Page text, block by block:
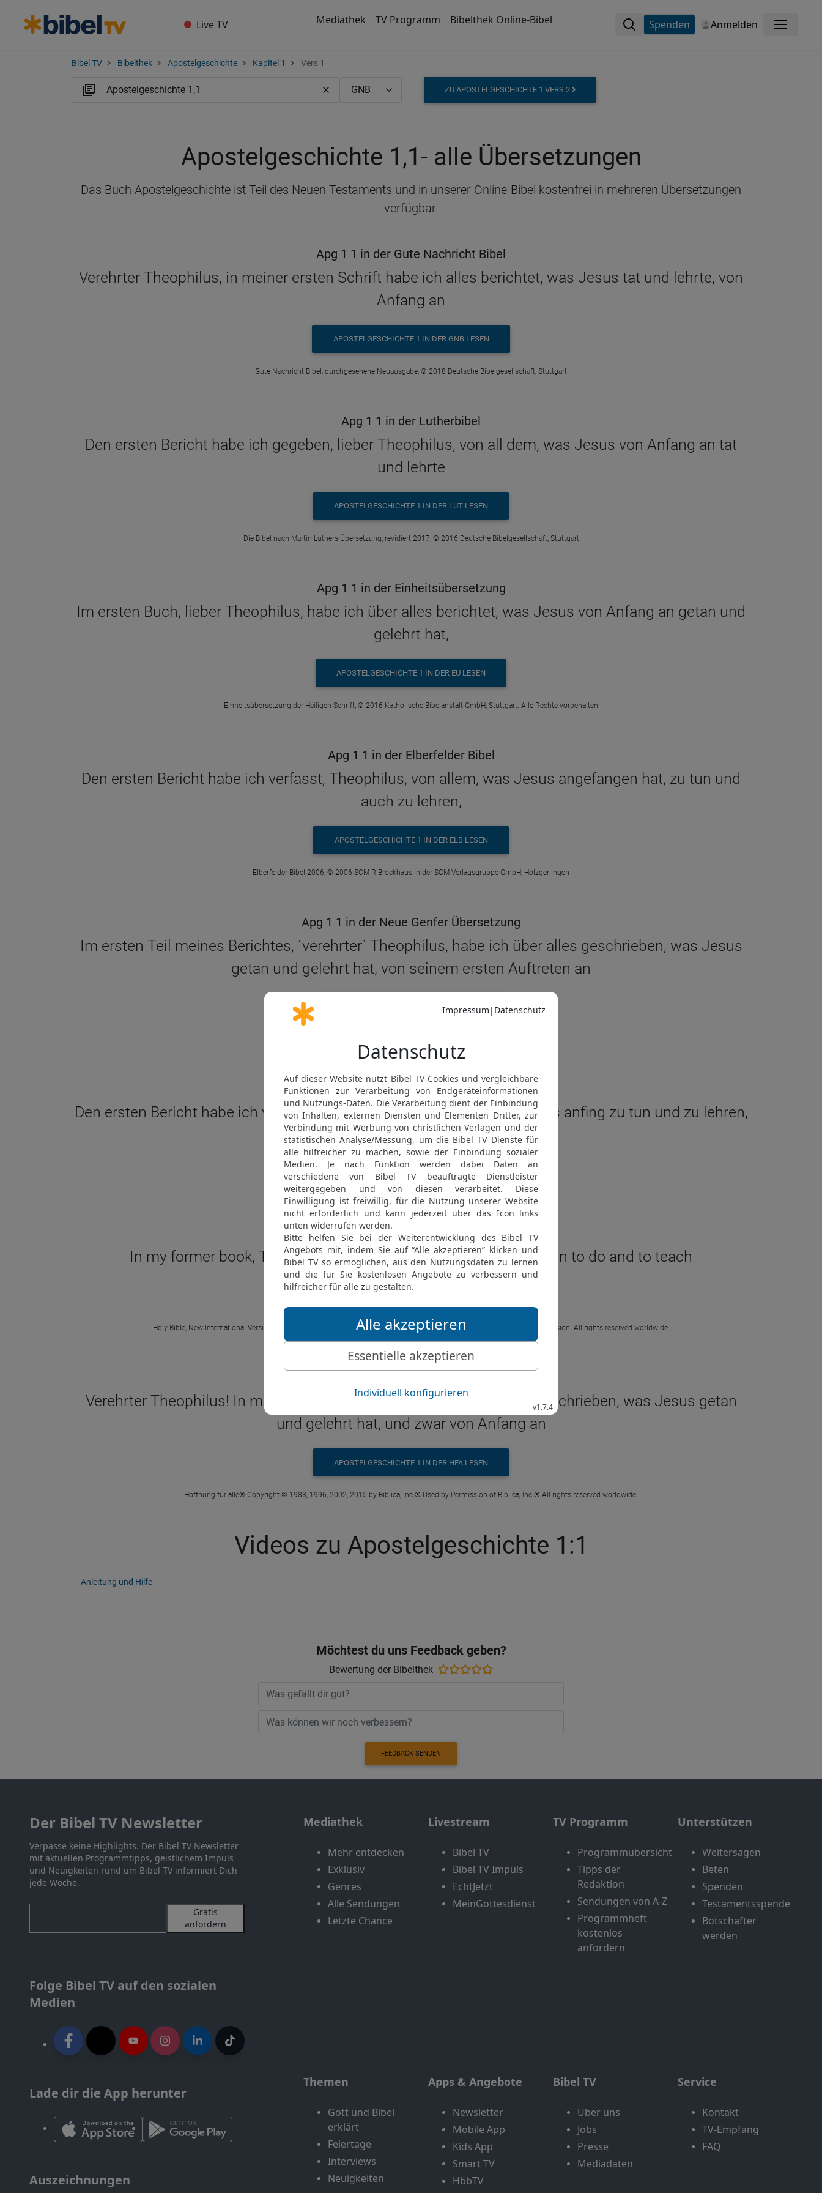
Live TV Mediathek TV Programm Bibelthek Online-Bibel Spenden Anmelden Menü
Bibel TV Bibelthek Apostelgeschichte Kapitel 1 Vers 1
ZU APOSTELGESCHICHTE 1 VERS 2
Apostelgeschichte 1,1- alle Übersetzungen
Das Buch Apostelgeschichte ist Teil des Neuen Testaments und in unserer Online-Bibel kostenfrei in mehreren Übersetzungen
verfügbar.
Apg 1 1 in der Gute Nachricht Bibel
Verehrter Theophilus, in meiner ersten Schrift habe ich alles berichtet, was Jesus tat und lehrte, von
Anfang an
APOSTELGESCHICHTE 1 IN DER GNB LESEN
Gute Nachricht Bibel, durchgesehene Neuausgabe, © 2018 Deutsche Bibelgesellschaft, Stuttgart
Apg 1 1 in der Lutherbibel
Den ersten Bericht habe ich gegeben, lieber Theophilus, von all dem, was Jesus von Anfang an tat
und lehrte
APOSTELGESCHICHTE 1 IN DER LUT LESEN
Die Bibel nach Martin Luthers Übersetzung, revidiert 2017, © 2016 Deutsche Bibelgesellschaft, Stuttgart
Apg 1 1 in der Einheitsübersetzung
Im ersten Buch, lieber Theophilus, habe ich über alles berichtet, was Jesus von Anfang an getan und
gelehrt hat,
APOSTELGESCHICHTE 1 IN DER EÜ LESEN
Einheitsübersetzung der Heiligen Schrift, © 2016 Katholische Bibelanstalt GmbH, Stuttgart. Alle Rechte vorbehalten
Apg 1 1 in der Elberfelder Bibel
Den ersten Bericht habe ich verfasst, Theophilus, von allem, was Jesus angefangen hat, zu tun und
auch zu lehren,
APOSTELGESCHICHTE 1 IN DER ELB LESEN
Elberfelder Bibel 2006, © 2006 SCM R.Brockhaus in der SCM Verlagsgruppe GmbH, Holzgerlingen
Apg 1 1 in der Neue Genfer Übersetzung
Im ersten Teil meines Berichtes, ´verehrter` Theophilus, habe ich über alles geschrieben, was Jesus
getan und gelehrt hat, von seinem ersten Auftreten an
APOSTELGESCHICHTE 1 IN DER NGÜ LESEN
Apg 1 1 in der Schlachter 2000
Den ersten Bericht habe ich verfasst, o Theophilus, über alles, was Jesus anfing zu tun und zu lehren,
APOSTELGESCHICHTE 1 IN DER SLT LESEN
© 2000 Genfer Bibelgesellschaft
Apg 1 1 in der New International Version
In my former book, Theophilus, I wrote about all that Jesus began to do and to teach
APOSTELGESCHICHTE 1 IN DER NIV LESEN
Holy Bible, New International Version ® (Anglicised), NIV TM Copyright © 1979, 1984, 2011 by Biblica, Inc. Used with permission. All rights reserved worldwide.
Verehrter Theophilus! In meinem ersten Bericht habe ich von allem geschrieben, was Jesus getan
und gelehrt hat, und zwar von Anfang an
APOSTELGESCHICHTE 1 IN DER HFA LESEN
Hoffnung für alle® Copyright © 1983, 1996, 2002, 2015 by Biblica, Inc.® Used by Permission of Biblica, Inc.® All rights reserved worldwide.
Videos zu Apostelgeschichte 1:1
Anleitung und Hilfe
Möchtest du uns Feedback geben?
Bewertung der Bibelthek
FEEDBACK SENDEN
Der Bibel TV Newsletter
Verpasse keine Highlights. Der Bibel TV Newsletter
mit aktuellen Programmtipps, geistlichem Impuls
und Neuigkeiten rund um Bibel TV informiert Dich
jede Woche.
Gratis
anfordern
Folge Bibel TV auf den sozialen
Medien
Lade dir die App herunter
Auszeichnungen
Mediathek
Mehr entdecken
Exklusiv
Genres
Alle Sendungen
Letzte Chance
Livestream
Bibel TV
Bibel TV Impuls
EchtJetzt
MeinGottesdienst
TV Programm
Programmübersicht
Tipps der
Redaktion
Sendungen von A-Z
Programmheft
kostenlos
anfordern
Unterstützen
Weitersagen
Beten
Spenden
Testamentsspende
Botschafter
werden
Themen
Gott und Bibel
erklärt
Feiertage
Interviews
Neuigkeiten
Apps & Angebote
Newsletter
Mobile App
Kids App
Smart TV
HbbTV
Bibel TV
Über uns
Jobs
Presse
Mediadaten
Service
Kontakt
TV-Empfang
FAQ